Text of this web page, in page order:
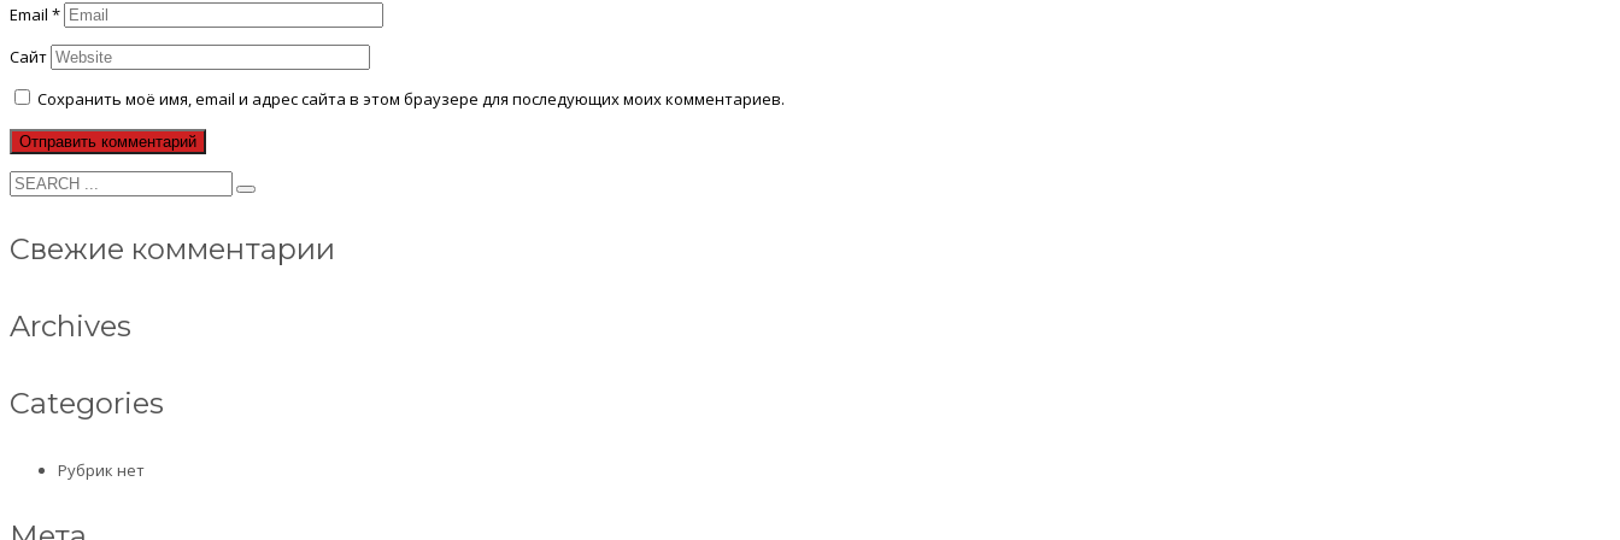
Email *
Сайт
Сохранить моё имя, email и адрес сайта в этом браузере для последующих моих комментариев.
Свежие комментарии
Archives
Categories
Рубрик нет